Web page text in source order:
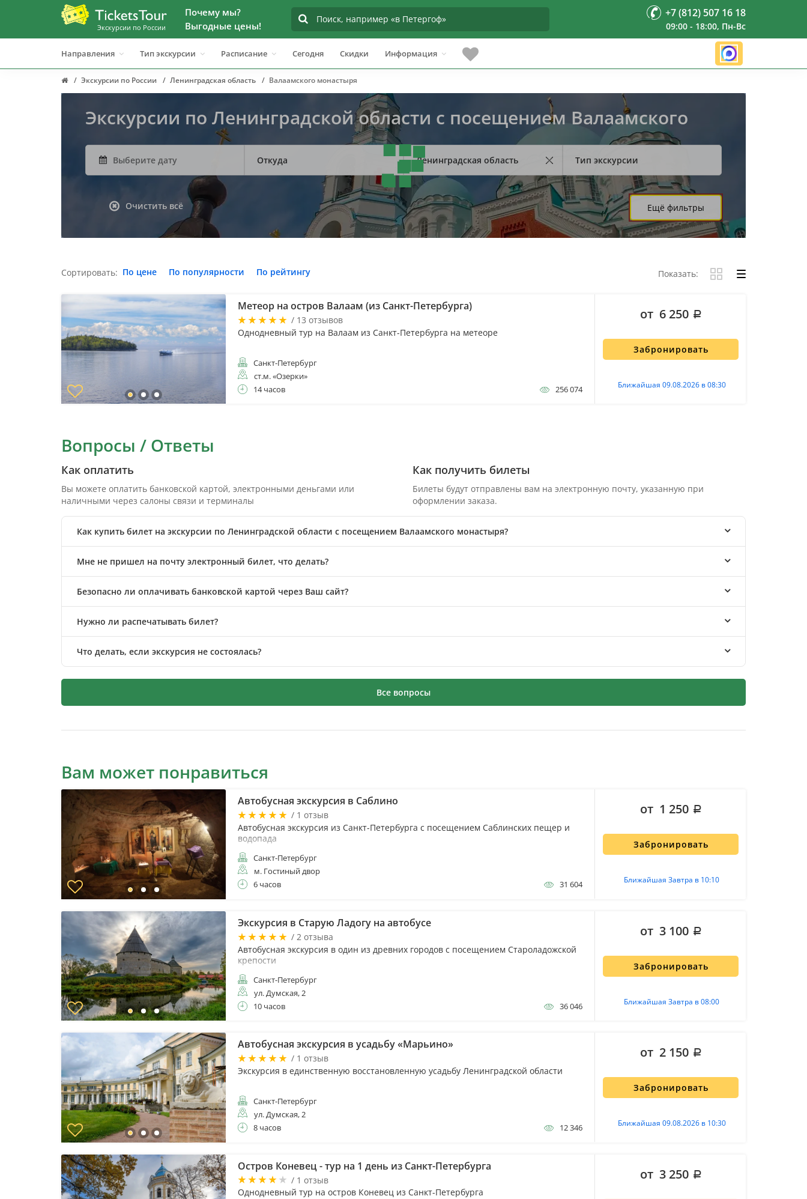
Экскурсии по России
Почему мы?
Выгодные цены!
+7 (812) 507 16 18
09:00 - 18:00, Пн-Вс
Направления Тип экскурсии Расписание Сегодня Скидки Информация
Экскурсии по России Ленинградская область Валаамского монастыря
Экскурсии по Ленинградской области с посещением Валаамского
монастыря
Откуда Ленинградская область Тип экскурсии
Очистить всё Ещё фильтры
Сортировать: По цене По популярности По рейтингу Показать:
Метеор на остров Валаам (из Санкт-Петербурга)
/ 13 отзывов
Однодневный тур на Валаам из Санкт-Петербурга на метеоре
Санкт-Петербург
ст.м. «Озерки»
14 часов
256 074
Забронировать
Ближайшая 09.08.2026 в 08:30
от 6 250
Вопросы / Ответы
Как оплатить
Вы можете оплатить банковской картой, электронными деньгами или
наличными через салоны связи и терминалы
Как получить билеты
Билеты будут отправлены вам на электронную почту, указанную при
оформлении заказа.
Как купить билет на экскурсии по Ленинградской области с посещением Валаамского монастыря?
Мне не пришел на почту электронный билет, что делать?
Безопасно ли оплачивать банковской картой через Ваш сайт?
Нужно ли распечатывать билет?
Что делать, если экскурсия не состоялась?
Все вопросы
Вам может понравиться
Автобусная экскурсия в Саблино
/ 1 отзыв
Автобусная экскурсия из Санкт-Петербурга с посещением Саблинских пещер и
водопада
Санкт-Петербург
м. Гостиный двор
6 часов
31 604
Забронировать
Ближайшая Завтра в 10:10
от 1 250
Экскурсия в Старую Ладогу на автобусе
/ 2 отзыва
Автобусная экскурсия в один из древних городов с посещением Староладожской
крепости
Санкт-Петербург
ул. Думская, 2
10 часов
36 046
Забронировать
Ближайшая Завтра в 08:00
от 3 100
Автобусная экскурсия в усадьбу «Марьино»
/ 1 отзыв
Экскурсия в единственную восстановленную усадьбу Ленинградской области
Санкт-Петербург
ул. Думская, 2
8 часов
12 346
Забронировать
Ближайшая 09.08.2026 в 10:30
от 2 150
Остров Коневец - тур на 1 день из Санкт-Петербурга
/ 1 отзыв
Однодневный тур на остров Коневец из Санкт-Петербурга
от 3 250